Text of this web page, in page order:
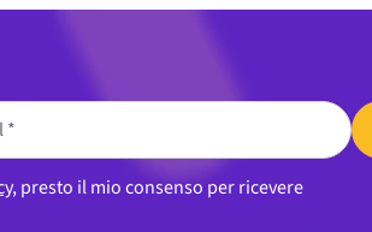
, presto il mio consenso per ricevere